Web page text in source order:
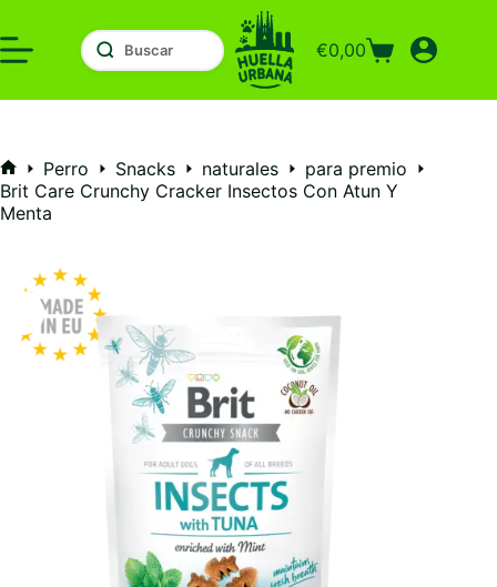
al
contenido
Carro
compra
€0,00
Inicio
Perro Snacks naturales
para premio
Brit Care Crunchy Cracker Insectos Con Atun Y
Menta